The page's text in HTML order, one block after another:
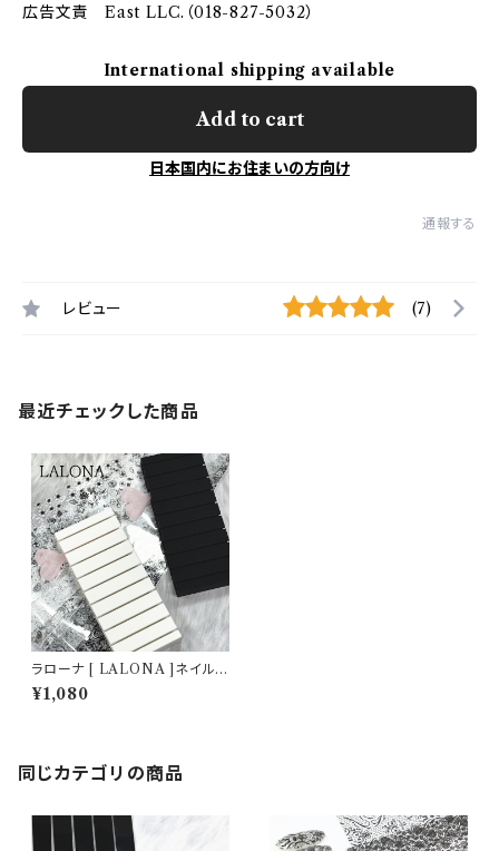
広告文責 East LLC.（018-827-5032）
International shipping available
Add to cart
日本国内にお住まいの方向け
通報する
レビュー (7)
最近チェックした商品
ラローナ [ LALONA ]ネイル
ホイルホルダー( ホワイト/ブラッ
ク ) ホイル収納/ネイルアート/
¥1,080
同じカテゴリの商品